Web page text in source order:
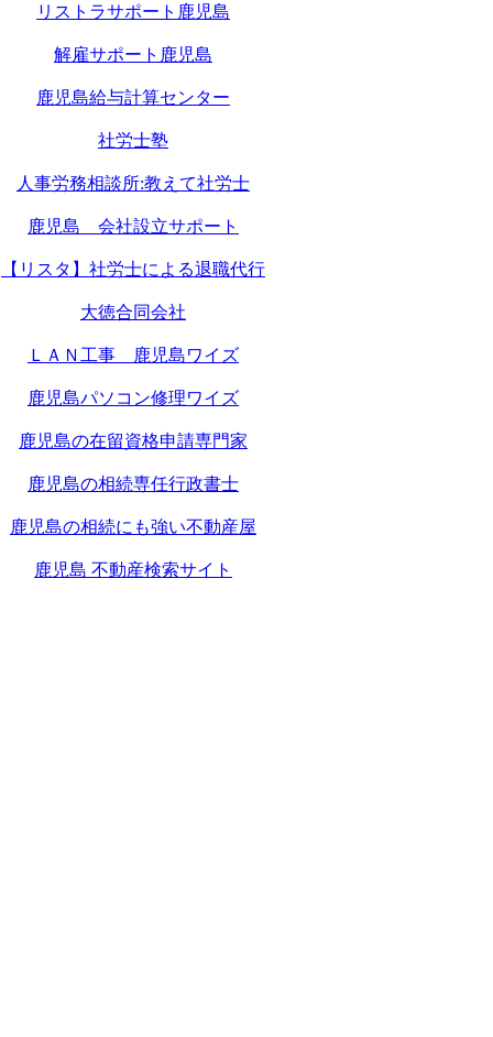
リストラサポート鹿児島
解雇サポート鹿児島
鹿児島給与計算センター
社労士塾
人事労務相談所:教えて社労士
鹿児島 会社設立サポート
【リスタ】社労士による退職代行
大徳合同会社
ＬＡＮ工事 鹿児島ワイズ
鹿児島パソコン修理ワイズ
鹿児島の在留資格申請専門家
鹿児島の相続専任行政書士
鹿児島の相続にも強い不動産屋
鹿児島 不動産検索サイト